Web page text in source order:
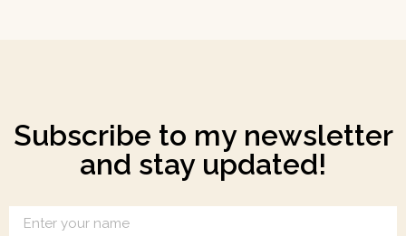
Subscribe to my newsletter
and stay updated!